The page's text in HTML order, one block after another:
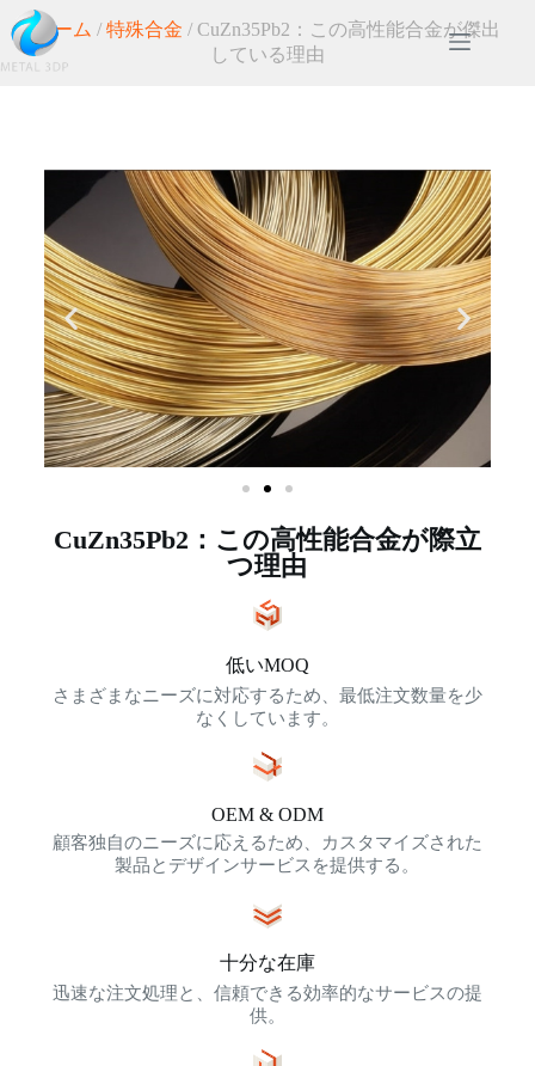
ホーム / 特殊合金 / CuZn35Pb2：この高性能合金が傑出
している理由
CuZn35Pb2：この高性能合金が際立
つ理由
低いMOQ
さまざまなニーズに対応するため、最低注文数量を少
なくしています。
OEM & ODM
顧客独自のニーズに応えるため、カスタマイズされた
製品とデザインサービスを提供する。
十分な在庫
迅速な注文処理と、信頼できる効率的なサービスの提
供。